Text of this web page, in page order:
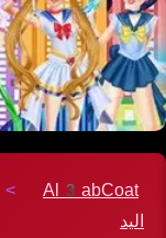
Al3abCoat
اليد